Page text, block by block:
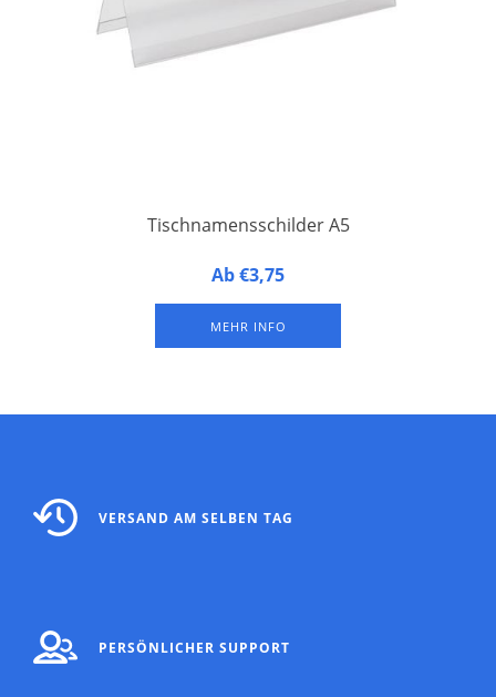
Tischnamensschilder A5
Tischnamensschilder im A5-Format (10 Stück) aus
Ab €3,75
MEHR INFO
VERSAND AM SELBEN TAG
PERSÖNLICHER SUPPORT